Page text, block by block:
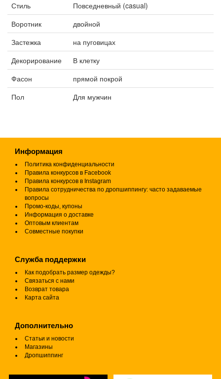
Стиль
Повседневный (casual)
Воротник
двойной
Застежка
на пуговицах
Декорирование
В клетку
Фасон
прямой покрой
Пол
Для мужчин
Информация
Политика конфиденциальности
Правила конкурсов в Facebook
Правила конкурсов в Instagram
Правила сотрудничества по дропшиппингу: часто задаваемые
вопросы
Промо-коды, купоны
Информация о доставке
Оптовым клиентам
Совместные покупки
Служба поддержки
Как подобрать размер одежды?
Связаться с нами
Возврат товара
Карта сайта
Дополнительно
Статьи и новости
Магазины
Дропшиппинг